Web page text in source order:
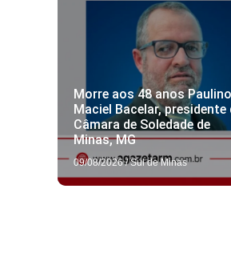
Morre aos 48 anos Paulino
Maciel Bacelar, presidente
Câmara de Soledade de
Minas, MG
09/08/2026 / Sul de Minas